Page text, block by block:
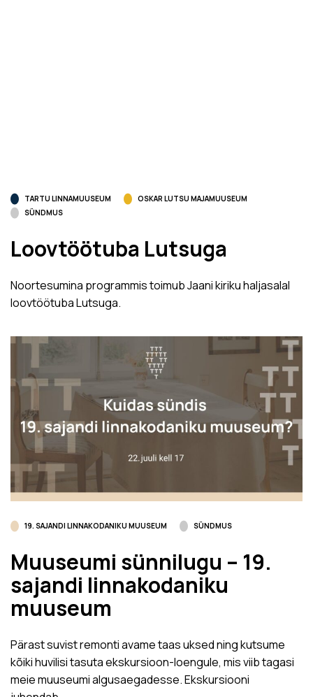
TARTU LINNAMUUSEUM
OSKAR LUTSU MAJAMUUSEUM
SÜNDMUS
Loovtöötuba Lutsuga
Noortesumina programmis toimub Jaani kiriku haljasalal
loovtöötuba Lutsuga.
19. SAJANDI LINNAKODANIKU MUUSEUM SÜNDMUS
Muuseumi sünnilugu – 19.
sajandi linnakodaniku
muuseum
Pärast suvist remonti avame taas uksed ning kutsume
kõiki huvilisi tasuta ekskursioon-loengule, mis viib tagasi
meie muuseumi algusaegadesse. Ekskursiooni